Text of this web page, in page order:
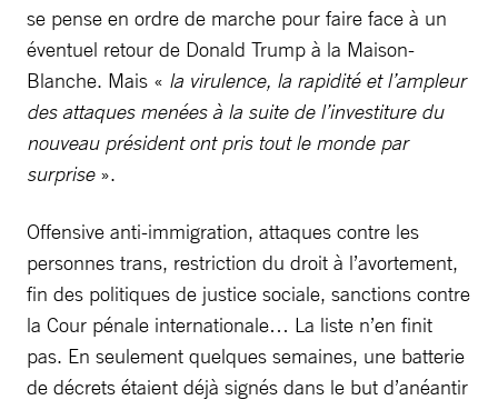
se pense en ordre de marche pour faire face à un
éventuel retour de Donald Trump à la Maison-
Blanche. Mais « la virulence, la rapidité et l’ampleur
des attaques menées à la suite de l’investiture du
nouveau président ont pris tout le monde par
surprise».
Offensive anti-immigration, attaques contre les
personnes trans, restriction du droit à l’avortement,
fin des politiques de justice sociale, sanctions contre
la Cour pénale internationale… La liste n’en finit
pas. En seulement quelques semaines, une batterie
de décrets étaient déjà signés dans le but d’anéantir